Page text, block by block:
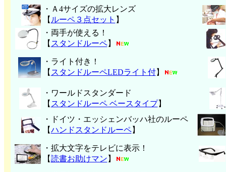
・Ａ4サイズの拡大レンズ
【 ルーペ３点セット 】
・両手が使える！
【 スタンドルーペ】
・ライト付き！
【 スタンドルーペLEDライト付】
・ワールドスタンダード
【 スタンドルーペ ベースタイプ】
・ドイツ・エッシェンバッハ社のルーペ
【ハンド スタンドルーペ】
・拡大文字をテレビに表示！
【読書お助けマン 】